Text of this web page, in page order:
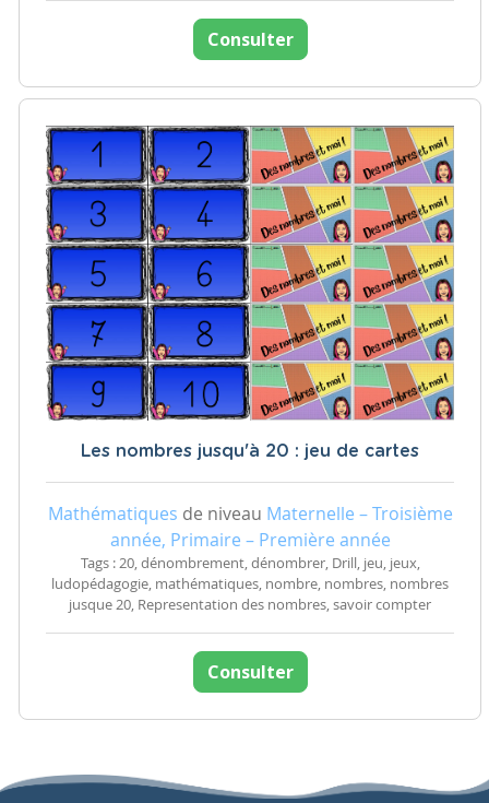
Consulter
Les nombres jusqu'à 20 : jeu de cartes
Mathématiques de niveau Maternelle – Troisième
année, Primaire – Première année
Tags : 20, dénombrement, dénombrer, Drill, jeu, jeux,
ludopédagogie, mathématiques, nombre, nombres, nombres
jusque 20, Representation des nombres, savoir compter
Consulter